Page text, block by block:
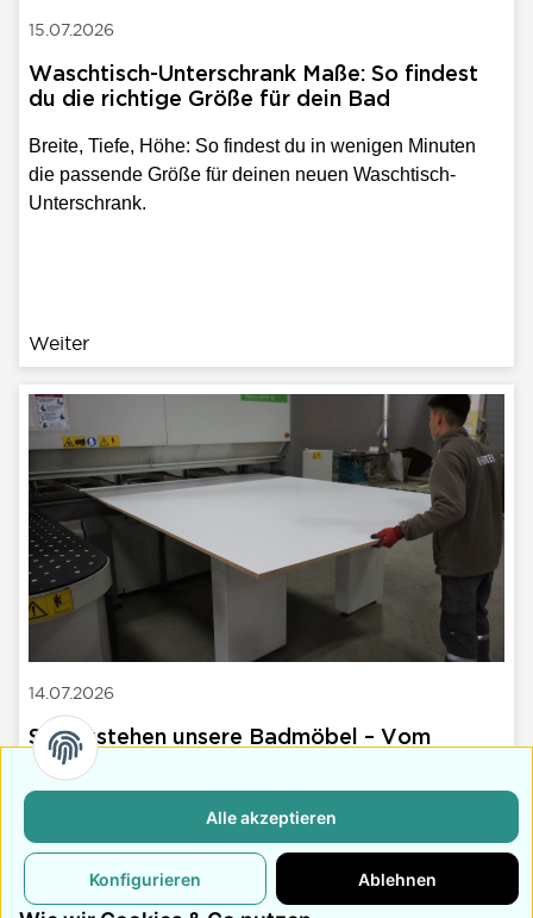
15.07.2026
Waschtisch-Unterschrank Maße: So findest
du die richtige Größe für dein Bad
Breite, Tiefe, Höhe: So findest du in wenigen Minuten
die passende Größe für deinen neuen Waschtisch-
Unterschrank.
Weiter
14.07.2026
So entstehen unsere Badmöbel – Vom
Rohmaterial zum fertigen Möbelstück
Vom Rohmaterial bis zum fertigen Bauteil: Wir zeigen dir
Schritt für Schritt, wie unsere Badmöbel in unserer
eigenen Produktion in der Türkei entstehen.
Alle akzeptieren
Konfigurieren Ablehnen